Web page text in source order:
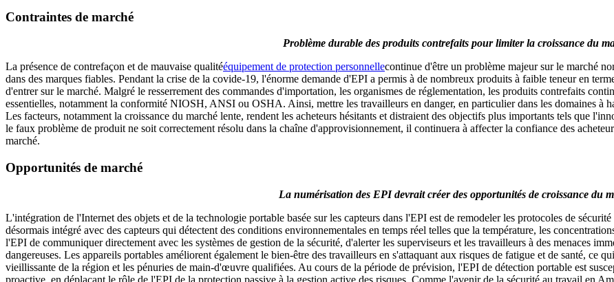
Contraintes de marché
Problème durable des produits contrefaits pour limiter la croissance du
La présence de contrefaçon et de mauvaise qualitééquipement de protection personnellecontinue d'être un problème majeur sur le marché
dans des marques fiables. Pendant la crise de la covide-19, l'énorme demande d'EPI a permis à de nombreux produits à faible teneur en
d'entrer sur le marché. Malgré le resserrement des commandes d'importation, les organismes de réglementation, les produits contrefaits
essentielles, notamment la conformité NIOSH, ANSI ou OSHA. Ainsi, mettre les travailleurs en danger, en particulier dans les domaines à
Les facteurs, notamment la croissance du marché lente, rendent les acheteurs hésitants et distraient des objectifs plus importants tels que
le faux problème de produit ne soit correctement résolu dans la chaîne d'approvisionnement, il continuera à affecter la confiance des
marché.
Opportunités de marché
La numérisation des EPI devrait créer des opportunités de croissance du
L'intégration de l'Internet des objets et de la technologie portable basée sur les capteurs dans l'EPI est de remodeler les protocoles de
désormais intégré avec des capteurs qui détectent des conditions environnementales en temps réel telles que la température, les
l'EPI de communiquer directement avec les systèmes de gestion de la sécurité, d'alerter les superviseurs et les travailleurs à des menaces
dangereuses. Les appareils portables améliorent également le bien-être des travailleurs en s'attaquant aux risques de fatigue et de santé, ce
vieillissante de la région et les pénuries de main-d'œuvre qualifiées. Au cours de la période de prévision, l'EPI de détection portable est
proactive, en déplaçant le rôle de l'EPI de la protection passive à la gestion active des risques. Comme l'avenir de la sécurité au travail en